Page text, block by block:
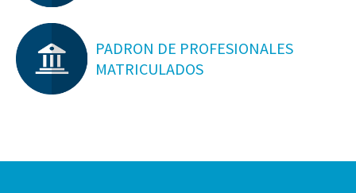
PADRON DE PROFESIONALES
MATRICULADOS